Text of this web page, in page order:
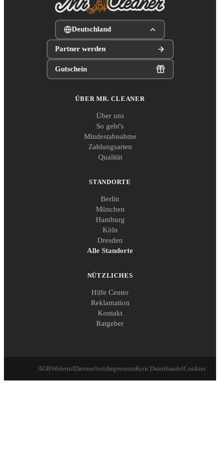
Deutschland
Partner werden
Gutschein
ÜBER MR. CLEANER
Über uns
So geht's
Mindestabnahme
Zahlungsarten
Qualität
STANDORTE
Berlin
München
Hamburg
Köln
Dresden
Alle Standorte
NÜTZLICHES
Hilfe Center
Reklamation
Kontakt
Ratgeber
AGBWiderrufDatenschutzImpressumKein DatenhandelCookies